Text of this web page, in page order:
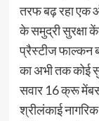
तरफ बढ़ रहा एक
के समुद्री सुरक्षा
प्रैस्टीज फाल्कन
का अभी तक कोई
सवार 16 क्रू
श्रीलंकाई